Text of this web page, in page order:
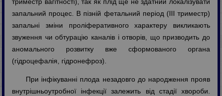
триместр вагітності), так як плід ще не здатний локалізувати
запальний процес. В пізній фетальний період (ІІІ триместр)
запальні зміни проліферативного характеру викликають
звуження чи обтурацію каналів і отворів, що призводить до
аномального розвитку вже сформованого органа
(гідроцефалія, гідронефроз).
При інфікуванні плода незадовго до народження прояв
внутрішньоутробної інфекції залежить від стадії хвороби.